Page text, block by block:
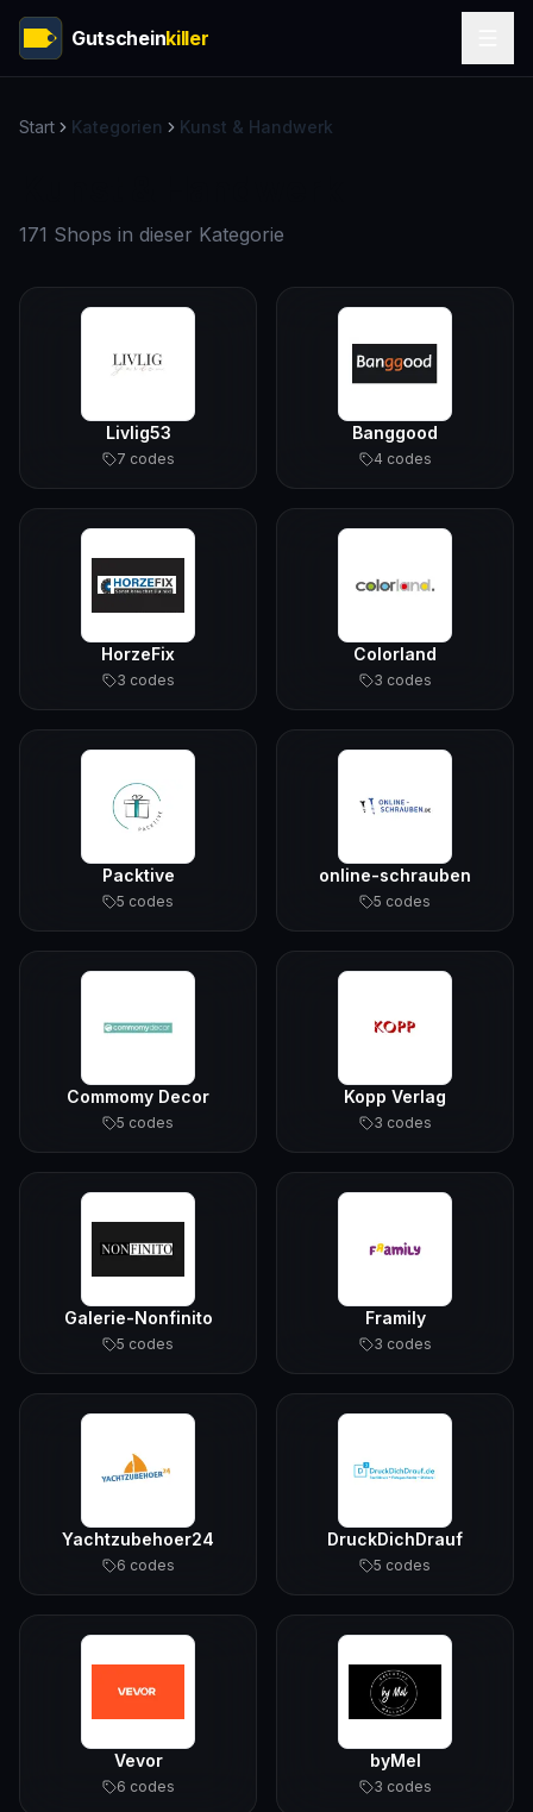
Gutscheinkiller
Start Kategorien Kunst & Handwerk
171 Shops in dieser Kategorie
Livlig53
7 codes
Banggood
4 codes
HorzeFix
3 codes
Colorland
3 codes
Packtive
5 codes
online-schrauben
5 codes
Commomy Decor
5 codes
Kopp Verlag
3 codes
Galerie-Nonfinito
5 codes
Framily
3 codes
Yachtzubehoer24
6 codes
DruckDichDrauf
5 codes
Vevor
6 codes
byMel
3 codes